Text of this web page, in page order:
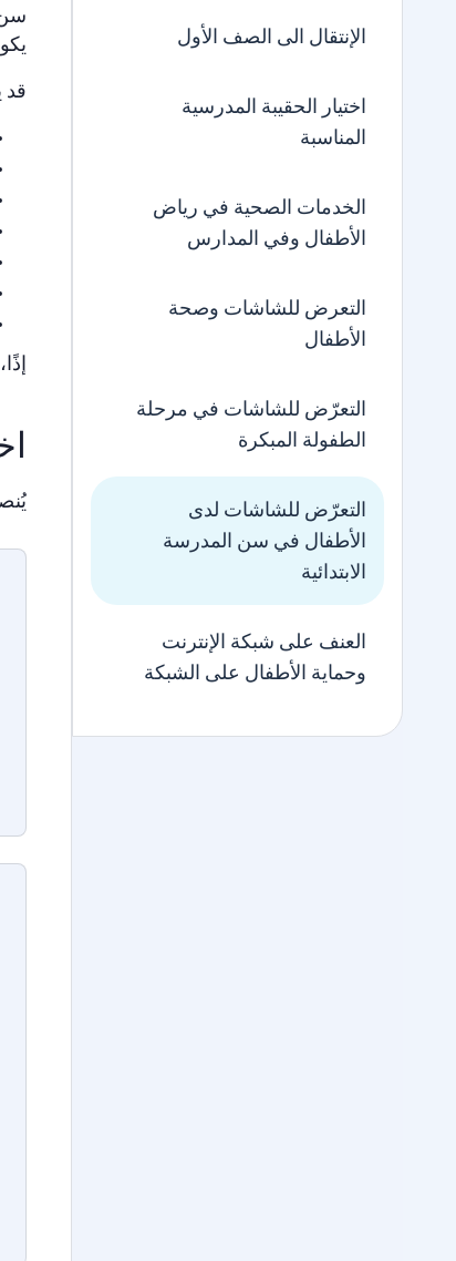
الإنتقال الى الصف الأول
اختيار الحقيبة المدرسية
المناسبة
الخدمات الصحية في رياض
الأطفال وفي المدارس
التعرض للشاشات وصحة
الأطفال
التعرّض للشاشات في مرحلة
الطفولة المبكرة
التعرّض للشاشات لدى
الأطفال في سن المدرسة
الابتدائية
العنف على شبكة الإنترنت
وحماية الأطفال على الشبكة
قد